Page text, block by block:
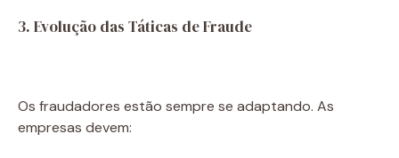
3. Evolução das Táticas de Fraude
Os fraudadores estão sempre se adaptando. As
empresas devem: